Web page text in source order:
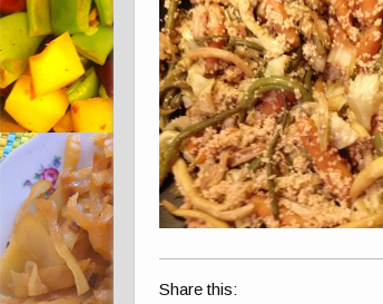
Share this: